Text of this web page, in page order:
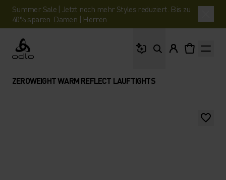
Summer Sale | Jetzt noch mehr Styles reduziert. Bis zu
40% sparen. Damen | Herren
Odlo
ZEROWEIGHT WARM REFLECT LAUFTIGHTS